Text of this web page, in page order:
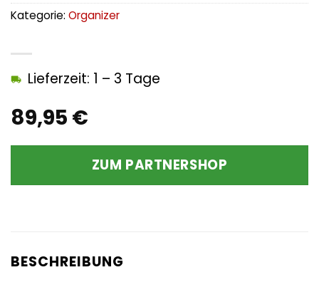
89,95 €
Lieferzeit: 1 – 3 Tage
ZUM PARTNERSHOP
Kategorie: Organizer
BESCHREIBUNG